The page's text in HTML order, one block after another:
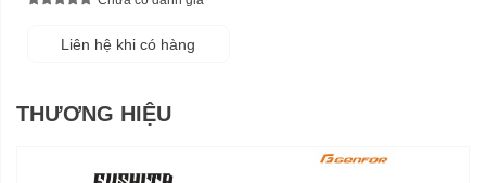
Liên hệ khi có hàng
THƯƠNG HIỆU